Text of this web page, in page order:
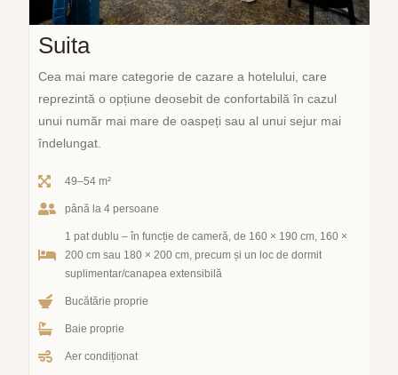
Suita
Cea mai mare categorie de cazare a hotelului, care
reprezintă o opțiune deosebit de confortabilă în cazul
unui număr mai mare de oaspeți sau al unui sejur mai
îndelungat.
49–54 m²
până la 4 persoane
1 pat dublu – în funcție de cameră, de 160 × 190 cm, 160 ×
200 cm sau 180 × 200 cm, precum și un loc de dormit
suplimentar/canapea extensibilă
Bucătărie proprie
Baie proprie
Aer condiționat